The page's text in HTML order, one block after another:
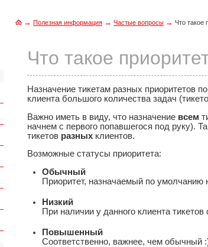
→ Полезная информация → Частые вопросы → Что такое
Что такое
Назначение тикетам разных приоритетов
клиента большого количества задач
Важно иметь в виду, что назначение всем
начнем с первого попавшегося под руку).
тикетов разных клиентов.
Возможные статусы приоритета:
Обычный
Приоритет, назначаемый по умолчанию
Низкий
При наличии у данного клиента
Повышенный
Соответственно, важнее, чем обычный